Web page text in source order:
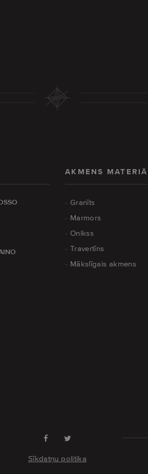
AKMENS
Granīts
Marmors
Onikss
Travertīns
Mākslīgais akmens
Sīkdatņu politika